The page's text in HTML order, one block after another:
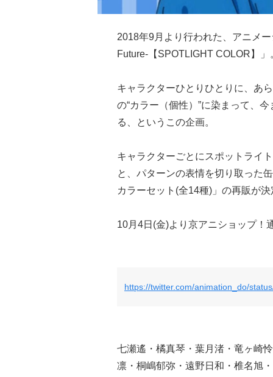
2018年9月より行われた、アニメ
Future-【SPOTLIGHT COLOR】」
キャラクターひとりひとりに、あ
の“カラー（個性）”に染まって、
る、というこの企画。
キャラクターごとにスポットライ
と、パターンの表情を切り取った
カラーセット(全14種)」の再販が
10月4日(金)より京アニショップ！
https://twitter.com/animation_do/
七瀬遙・橘真琴・葉月渚・竜ヶ崎
凛・桐嶋郁弥・遠野日和・椎名旭